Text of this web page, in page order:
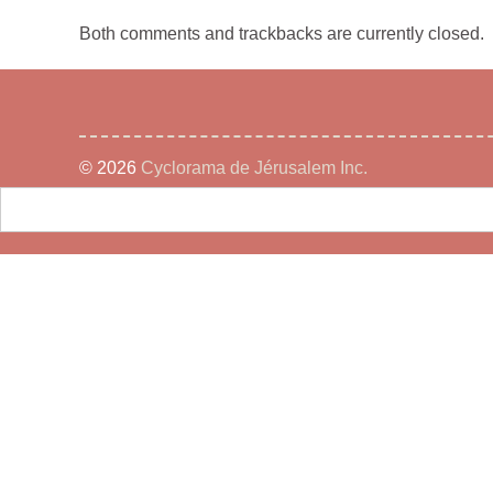
Both comments and trackbacks are currently closed.
© 2026 Cyclorama de Jérusalem Inc.